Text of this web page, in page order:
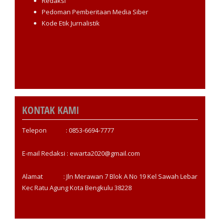
Pedoman Pemberitaan Media Siber
Kode Etik Jurnalistik
KONTAK KAMI
Telepon : 0853-6694-7777
E-mail Redaksi : ewarta2020@gmail.com
Alamat : Jln Merawan 7 Blok A No 19 Kel Sawah Lebar
Kec Ratu Agung Kota Bengkulu 38228